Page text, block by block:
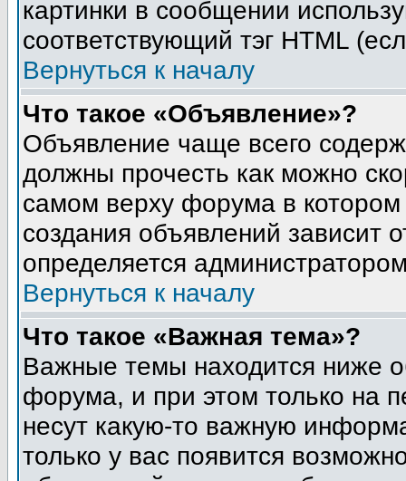
картинки в сообщении
соответствующий тэг HTML
Вернуться к началу
Что такое «Объявление»?
Объявление чаще всего
должны прочесть как можно
самом верху форума в
создания объявлений зависит
определяется
Вернуться к началу
Что такое «Важная тема»?
Важные темы находится ниже
форума, и при этом только на
несут какую-то важную
только у вас появится